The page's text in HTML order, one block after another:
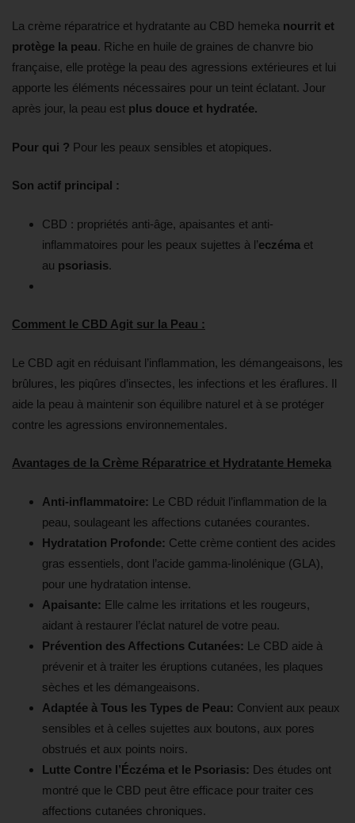
La crème réparatrice et hydratante au CBD hemeka nourrit et
protège la peau. Riche en huile de graines de chanvre bio
française, elle protège la peau des agressions extérieures et lui
apporte les éléments nécessaires pour un teint éclatant. Jour
après jour, la peau est plus douce et hydratée.
Pour qui ? Pour les peaux sensibles et atopiques.
Son actif principal :
CBD : propriétés anti-âge, apaisantes et anti-
inflammatoires pour les peaux sujettes à l’eczéma et
au psoriasis.
Comment le CBD Agit sur la Peau :
Le CBD agit en réduisant l’inflammation, les démangeaisons, les
brûlures, les piqûres d’insectes, les infections et les éraflures. Il
aide la peau à maintenir son équilibre naturel et à se protéger
contre les agressions environnementales.
Avantages de la Crème Réparatrice et Hydratante Hemeka
Anti-inflammatoire: Le CBD réduit l’inflammation de la
peau, soulageant les affections cutanées courantes.
Hydratation Profonde: Cette crème contient des acides
gras essentiels, dont l’acide gamma-linolénique (GLA),
pour une hydratation intense.
Apaisante: Elle calme les irritations et les rougeurs,
aidant à restaurer l’éclat naturel de votre peau.
Prévention des Affections Cutanées: Le CBD aide à
prévenir et à traiter les éruptions cutanées, les plaques
sèches et les démangeaisons.
Adaptée à Tous les Types de Peau: Convient aux peaux
sensibles et à celles sujettes aux boutons, aux pores
obstrués et aux points noirs.
Lutte Contre l’Éczéma et le Psoriasis: Des études ont
montré que le CBD peut être efficace pour traiter ces
affections cutanées chroniques.